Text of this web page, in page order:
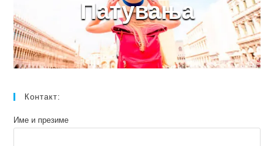
Патувања
Контакт:
Име и презиме